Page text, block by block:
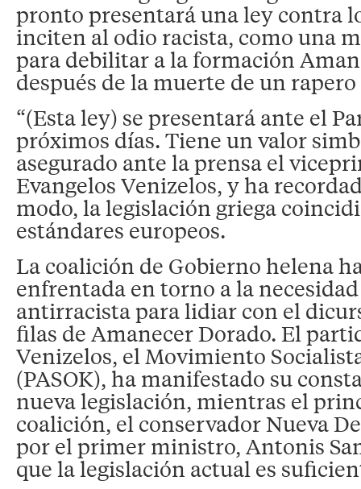
pronto presentará una ley contra
inciten al odio racista, como una
para debilitar a la formación
después de la muerte de un
“(Esta ley) se presentará ante el
próximos días. Tiene un valor
asegurado ante la prensa el
Evangelos Venizelos, y ha
modo, la legislación griega
estándares europeos.
La coalición de Gobierno helena
enfrentada en torno a la
antirracista para lidiar con el
filas de Amanecer Dorado. El
Venizelos, el Movimiento
(PASOK), ha manifestado su
nueva legislación, mientras el
coalición, el conservador Nueva
por el primer ministro, Antonis
que la legislación actual es